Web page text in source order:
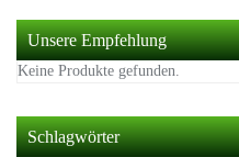
Unsere Empfehlung
Keine Produkte gefunden.
Schlagwörter